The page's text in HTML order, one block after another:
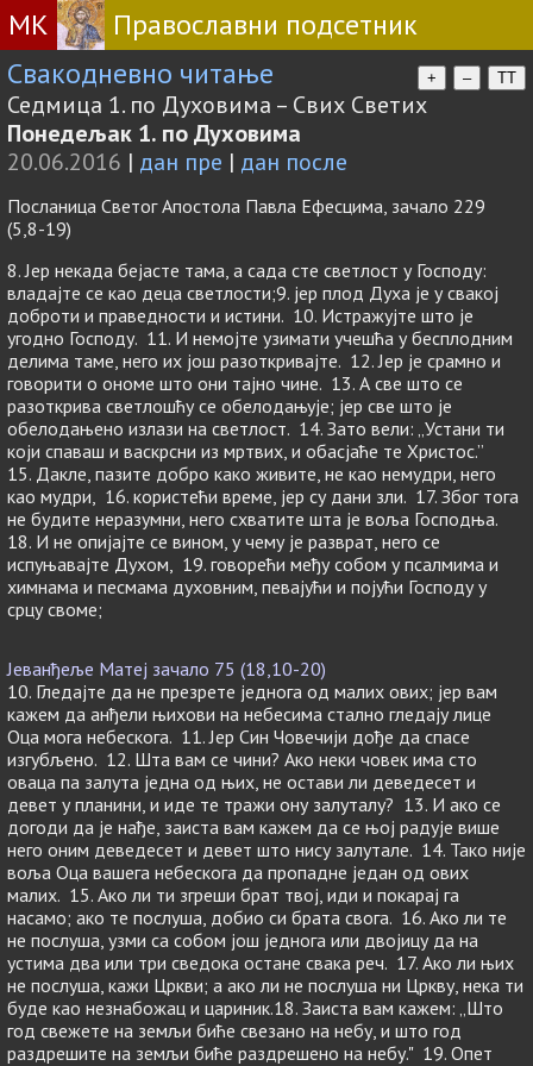
МК
Православни подсетник
Свакодневно читање
+ – TT
Седмица 1. по Духовима – Свих Светих
Понедељак 1. по Духовима
20.06.2016 | дан пре | дан после
Посланица Светог Апостола Павла Ефесцима, зачало 229
(5,8-19)
8. Јер некада бејасте тама, а сада сте светлост у Господу:
владајте се као деца светлости;9. јер плод Духа је у свакој
доброти и праведности и истини. 10. Истражујте што је
угодно Господу. 11. И немојте узимати учешћа у бесплодним
делима таме, него их још разоткривајте. 12. Јер је срамно и
говорити о ономе што они тајно чине. 13. А све што се
разоткрива светлошћу се обелодањује; јер све што је
обелодањено излази на светлост. 14. Зато вели: „Устани ти
који спаваш и васкрсни из мртвих, и обасјаће те Христос.”
15. Дакле, пазите добро како живите, не као немудри, него
као мудри, 16. користећи време, јер су дани зли. 17. Због тога
не будите неразумни, него схватите шта је воља Господња.
18. И не опијајте се вином, у чему је разврат, него се
испуњавајте Духом, 19. говорећи међу собом у псалмима и
химнама и песмама духовним, певајући и појући Господу у
срцу своме;
Јеванђеље Матеј зачало 75 (18,10-20)
10. Гледајте да не презрете једнога од малих ових; јер вам
кажем да анђели њихови на небесима стално гледају лице
Оца мога небескога. 11. Јер Син Човечији дође да спасе
изгубљено. 12. Шта вам се чини? Ако неки човек има сто
оваца па залута једна од њих, не остави ли деведесет и
девет у планини, и иде те тражи ону залуталу? 13. И ако се
догоди да је нађе, заиста вам кажем да се њој радује више
него оним деведесет и девет што нису залутале. 14. Тако није
воља Оца вашега небескога да пропадне један од ових
малих. 15. Ако ли ти згреши брат твој, иди и покарај га
насамо; ако те послуша, добио си брата свога. 16. Ако ли те
не послуша, узми са собом још једнога или двојицу да на
устима два или три сведока остане свака реч. 17. Ако ли њих
не послуша, кажи Цркви; а ако ли не послуша ни Цркву, нека ти
буде као незнабожац и цариник.18. Заиста вам кажем: „Што
год свежете на земљи биће свезано на небу, и што год
раздрешите на земљи биће раздрешено на небу." 19. Опет